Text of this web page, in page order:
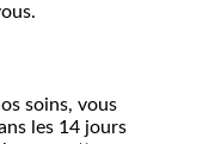
soins, vous
les 14 jours